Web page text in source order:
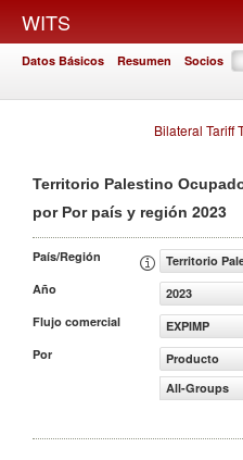
WITS
Datos Básicos Resumen Socios
Bilateral Tariff
Territorio Palestino
por Por país y región 2023
País/Región
Territorio
Año
2023
Flujo comercial
EXPIMP
Por
Producto
All-Groups